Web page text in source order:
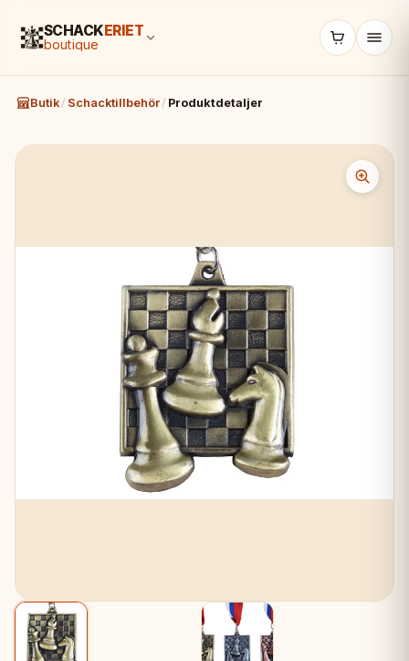
SCHACKERIET
boutique
Butik / Schacktillbehör / Produktdetaljer